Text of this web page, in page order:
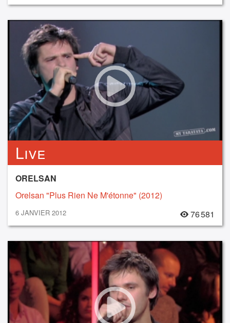
Live
ORELSAN
Orelsan "Plus Rien Ne M'étonne" (2012)
6 JANVIER 2012 76 581